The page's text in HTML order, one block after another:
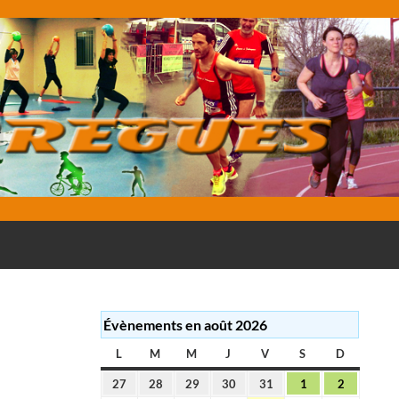
Évènements en août 2026
L LUNDI
M MARDI
M MERCREDI
J JEUDI
V VENDREDI
S SAMEDI
D
27 28 29 30 31 1 2